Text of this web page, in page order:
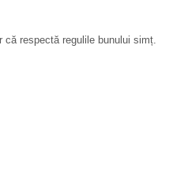
respectă regulile bunului simț.